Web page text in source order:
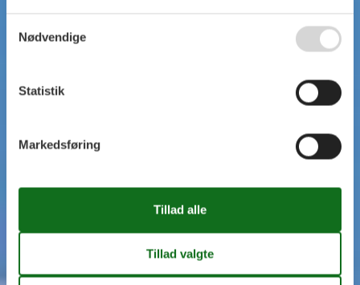
Nødvendige
Statistik
Markedsføring